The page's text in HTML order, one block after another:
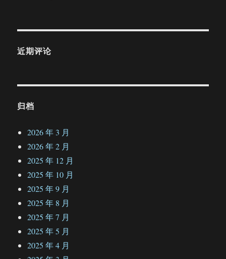
近期评论
归档
2026 年 3 月
2026 年 2 月
2025 年 12 月
2025 年 10 月
2025 年 9 月
2025 年 8 月
2025 年 7 月
2025 年 5 月
2025 年 4 月